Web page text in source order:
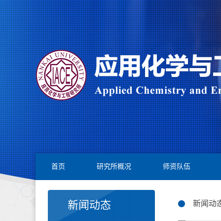
首页 研究所概况 师资队伍
新闻动态 新闻动